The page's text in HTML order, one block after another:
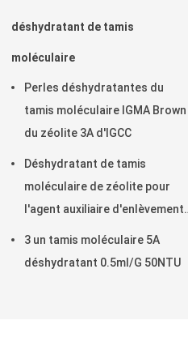
déshydratant de tamis
moléculaire
Perles déshydratantes du
tamis moléculaire IGMA Brown
du zéolite 3A d'IGCC
Déshydratant de tamis
moléculaire de zéolite pour
l'agent auxiliaire d'enlèvement
3 un tamis moléculaire 5A
déshydratant 0.5ml/G 50NTU